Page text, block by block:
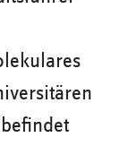
befindet